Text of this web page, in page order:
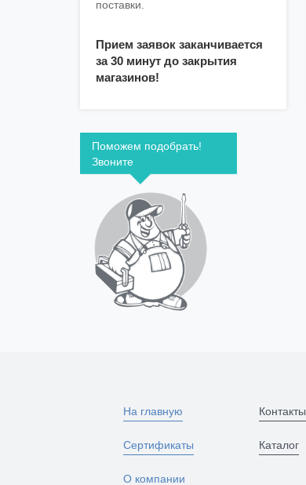
поставки.
Прием заявок заканчивается
за 30 минут до закрытия
магазинов!
Поможем подобрать!
Звоните
На главную
Сертификаты
О компании
Контакты
Каталог